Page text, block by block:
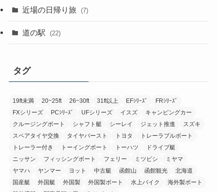
近場の日帰り旅 (7)
道の駅 (22)
タグ
19ft未満 20~25ft 26~30ft 31ft以上 EFｼﾘｰｽﾞ
FRｼﾘｰｽﾞ
FXシリーズ
PCｼﾘｰｽﾞ UFシリーズ イスズ
キャンピングカー
クルージングボート
シャフト艇 シーレイ ジェット推進
スズキ
スペアタイヤ交換
タイヤバースト トヨタ
トレーラブルボート
トレーラー付き
トーイングボート トーハツ
ドライブ艇
ニッサン
フィッシングボート フェリー ミツビシ
ミヤマ
ヤマハ
ヤンマー ヨット 中古艇 函館山 函館観光
北海道
国産艇
外国艇 外国製 外国製ボート 水上バイク
海外製ボート